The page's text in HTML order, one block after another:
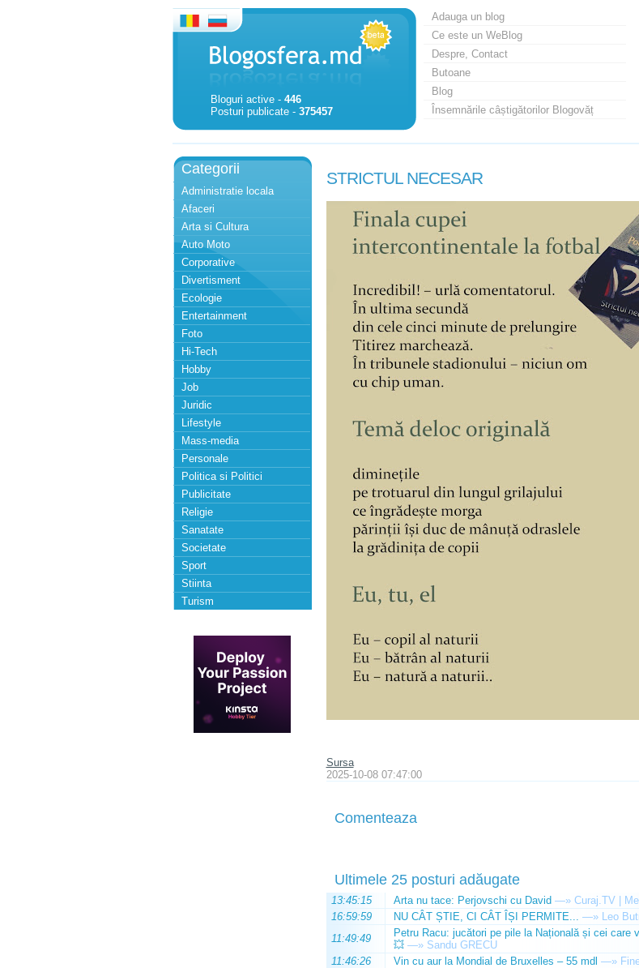
Bloguri active - 446
Posturi publicate - 375457
Adauga un blog
Ce este un WeBlog
Despre, Contact
Butoane
Blog
Însemnările câștigătorilor Blogovăț
Categorii
Administratie locala
Afaceri
Arta si Cultura
Auto Moto
Corporative
Divertisment
Ecologie
Entertainment
Foto
Hi-Tech
Hobby
Job
Juridic
Lifestyle
Mass-media
Personale
Politica si Politici
Publicitate
Religie
Sanatate
Societate
Sport
Stiinta
Turism
STRICTUL NECESAR
Sursa
2025-10-08 07:47:00
Comenteaza
Ultimele 25 posturi adăugate
13:45:15 Arta nu tace: Perjovschi cu David —» Curaj.TV |
16:59:59
NU CÂT ȘTIE, CI CÂT ÎȘI PERMITE... —» Leo
11:49:49
Petru Racu: jucători pe pile la Națională și cei care
💥 —» Sandu GRECU
11:46:26
Vin cu aur la Mondial de Bruxelles – 55 mdl —»